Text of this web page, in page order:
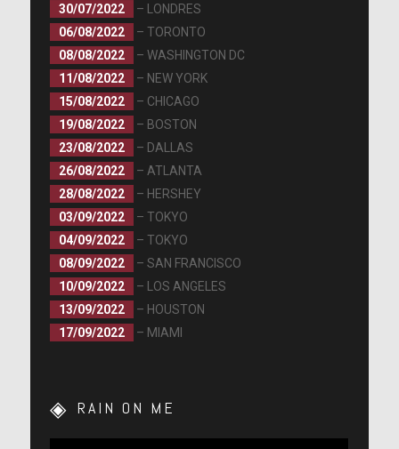
30/07/2022
– LONDRES
06/08/2022
– TORONTO
08/08/2022
– WASHINGTON DC
11/08/2022
– NEW YORK
15/08/2022
– CHICAGO
19/08/2022
– BOSTON
23/08/2022
– DALLAS
26/08/2022
– ATLANTA
28/08/2022
– HERSHEY
03/09/2022
– TOKYO
04/09/2022
– TOKYO
08/09/2022
– SAN FRANCISCO
10/09/2022
– LOS ANGELES
13/09/2022
– HOUSTON
17/09/2022
– MIAMI
RAIN ON ME